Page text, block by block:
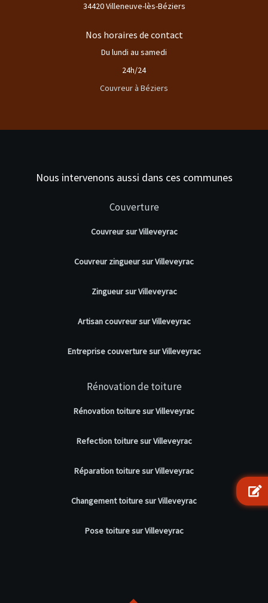
34420 Villeneuve-lès-Béziers
Nos horaires de contact
Du lundi au samedi
24h/24
Couvreur à Béziers
Nous intervenons aussi dans ces communes
Couverture
Couvreur sur Villeveyrac
Couvreur zingueur sur Villeveyrac
Zingueur sur Villeveyrac
Artisan couvreur sur Villeveyrac
Entreprise couverture sur Villeveyrac
Rénovation de toiture
Rénovation toiture sur Villeveyrac
Refection toiture sur Villeveyrac
Réparation toiture sur Villeveyrac
Changement toiture sur Villeveyrac
Pose toiture sur Villeveyrac